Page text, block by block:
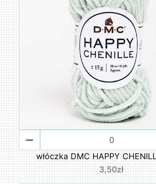
włóczka DMC HAPPY
3,50zł